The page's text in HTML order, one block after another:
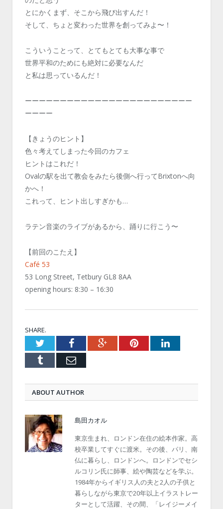
とにかくまず、そこから飛び出すんだ！
そして、ちょと変わった世界を創ってみよ〜！
こういうことって、とてもとても大事な事で
世界平和のためにも絶対に必要なんだ
と私は思っているんだ！
ーーーーーーーーーーーーーーーーーーーーーーーー
ーーーー
【きょうのヒント】
色々考えてしまった今回のカフェ
ヒントはこれだ！
Ovalの駅を出て教会をみたら後側へ行ってBrixtonへ向
かへ！
これって、ヒント出しすぎかも…
ラテン音楽のライブがあるから、踊りに行こう〜
【前回のこたえ】
Café 53
53 Long Street, Tetbury GL8 8AA
opening hours: 8:30 – 16:30
SHARE.
TwitterFacebookGoogle+PinterestLinkedIn
Tumblr Email
ABOUT AUTHOR
島田カオル
東京生まれ、ロンドン在住の絵本作家。高
校卒業してすぐに渡米。その後、パリ、南
仏に暮らし、ロンドンへ。ロンドンでセシ
ルコリン氏に師事、絵や陶芸などを学ぶ。
1984年からイギリス人の夫と2人の子供と
暮らしながら東京で20年以上イラストレー
ターとして活躍、その間、「レイジーメイ